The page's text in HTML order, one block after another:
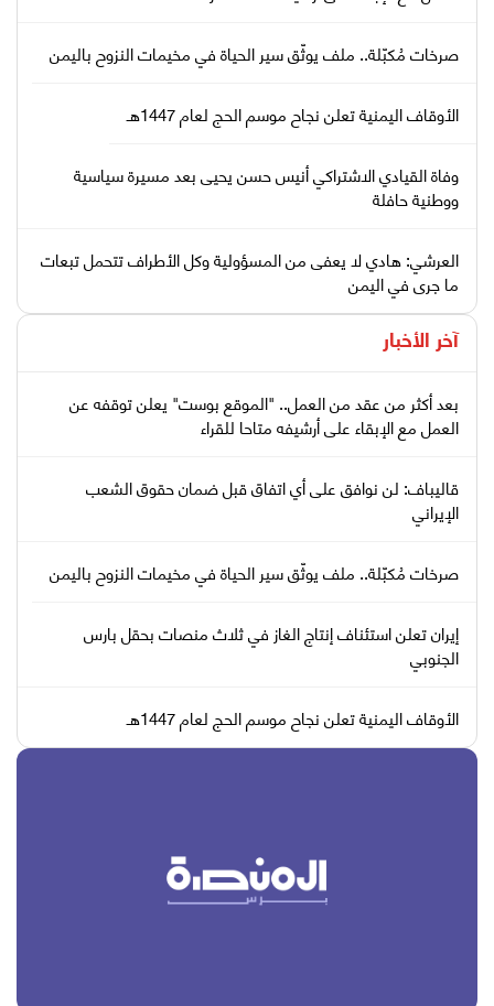
صرخات مُكبّلة.. ملف يوثّق سير الحياة في مخيمات النزوح باليمن
الأوقاف اليمنية تعلن نجاح موسم الحج لعام 1447هـ
وفاة القيادي الاشتراكي أنيس حسن يحيى بعد مسيرة سياسية
ووطنية حافلة
العرشي: هادي لا يعفى من المسؤولية وكل الأطراف تتحمل تبعات
ما جرى في اليمن
آخر الأخبار
بعد أكثر من عقد من العمل.. "الموقع بوست" يعلن توقفه عن
العمل مع الإبقاء على أرشيفه متاحا للقراء
قاليباف: لن نوافق على أي اتفاق قبل ضمان حقوق الشعب
الإيراني
صرخات مُكبّلة.. ملف يوثّق سير الحياة في مخيمات النزوح باليمن
إيران تعلن استئناف إنتاج الغاز في ثلاث منصات بحقل بارس
الجنوبي
الأوقاف اليمنية تعلن نجاح موسم الحج لعام 1447هـ